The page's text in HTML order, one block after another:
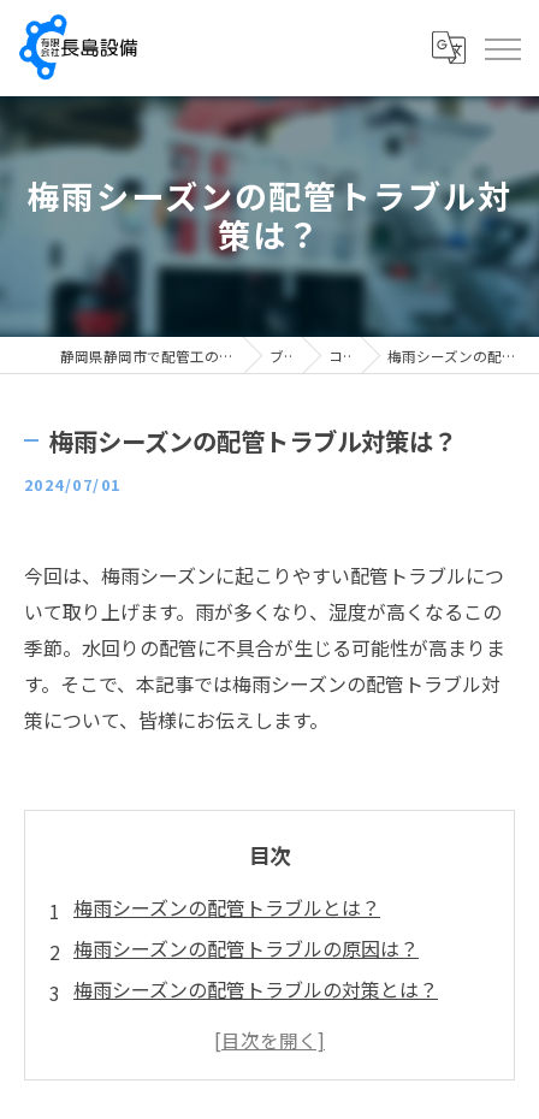
梅雨シーズンの配管トラブル対
策は？
静岡県静岡市で配管工の求人なら有限会社長島設備 ブログ コラム 梅雨シーズンの配管トラブル対策は？
梅雨シーズンの配管トラブル対策は？
2024/07/01
今回は、梅雨シーズンに起こりやすい配管トラブルにつ
いて取り上げます。雨が多くなり、湿度が高くなるこの
季節。水回りの配管に不具合が生じる可能性が高まりま
す。そこで、本記事では梅雨シーズンの配管トラブル対
策について、皆様にお伝えします。
目次
梅雨シーズンの配管トラブルとは？
梅雨シーズンの配管トラブルの原因は？
梅雨シーズンの配管トラブルの対策とは？
梅雨シーズンの配管トラブルを事前に防ぐ方法